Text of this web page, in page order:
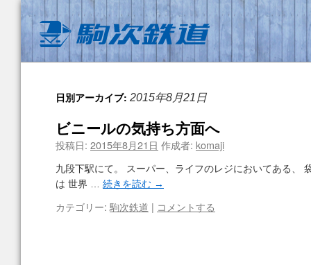
日別アーカイブ: 2015年8月21日
ビニールの気持ち方面へ
投稿日: 2015年8月21日 作成者: komaji
九段下駅にて。 スーパー、ライフのレジにおいてある、
は 世界 … 続きを読む →
カテゴリー: 駒次鉄道 | コメントする